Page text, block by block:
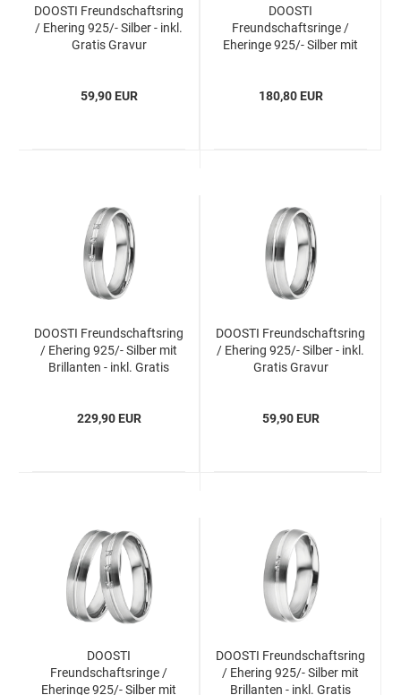
DOOSTI Freundschaftsring
/ Ehering 925/- Silber - inkl.
Gratis Gravur
59,90 EUR
DOOSTI
Freundschaftsringe /
Eheringe 925/- Silber mit
180,80 EUR
DOOSTI Freundschaftsring
/ Ehering 925/- Silber mit
Brillanten - inkl. Gratis
229,90 EUR
DOOSTI Freundschaftsring
/ Ehering 925/- Silber - inkl.
Gratis Gravur
59,90 EUR
DOOSTI
Freundschaftsringe /
Eheringe 925/- Silber mit
DOOSTI Freundschaftsring
/ Ehering 925/- Silber mit
Brillanten - inkl. Gratis